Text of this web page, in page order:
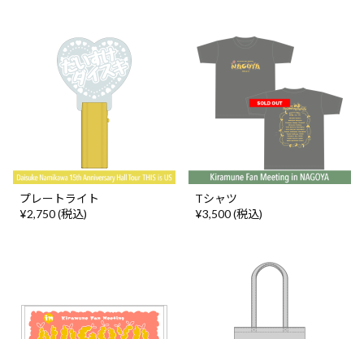
プレートライト
¥2,750 (税込)
Tシャツ
¥3,500 (税込)